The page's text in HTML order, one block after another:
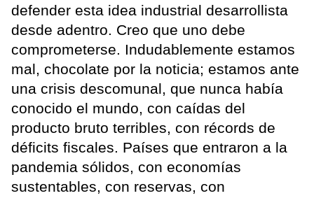
defender esta idea industrial desarrollista
desde adentro. Creo que uno debe
comprometerse. Indudablemente estamos
mal, chocolate por la noticia; estamos ante
una crisis descomunal, que nunca había
conocido el mundo, con caídas del
producto bruto terribles, con récords de
déficits fiscales. Países que entraron a la
pandemia sólidos, con economías
sustentables, con reservas, con